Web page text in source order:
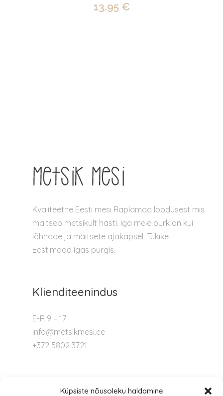
Küpsiste nõusoleku haldamine
13.95 €
Kvaliteetne Eesti mesi Raplamaa loodusest mis
maitseb metsikult hästi. Iga meie purk on kui
lõhnade ja maitsete ajakapsel. Tükike
Eestimaad igas purgis.
Klienditeenindus
E-R 9 – 17
info@metsikmesi.ee
+372 5802 3721